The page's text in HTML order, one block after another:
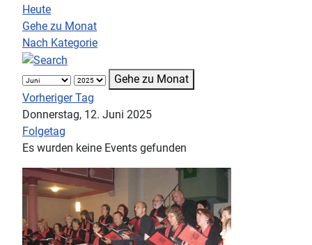
Heute
Gehe zu Monat
Nach Kategorie
Gehe zu Monat
Vorheriger Tag
Donnerstag, 12. Juni 2025
Folgetag
Es wurden keine Events gefunden